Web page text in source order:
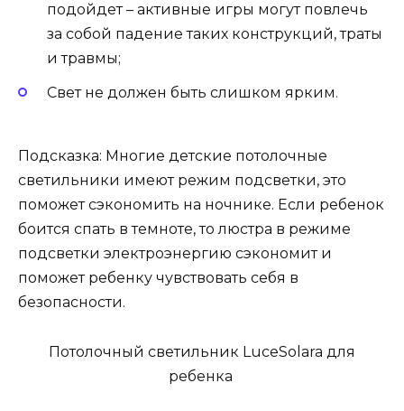
подойдет – активные игры могут повлечь
за собой падение таких конструкций, траты
и травмы;
Свет не должен быть слишком ярким.
Подсказка: Многие детские потолочные
светильники имеют режим подсветки, это
поможет сэкономить на ночнике. Если ребенок
боится спать в темноте, то люстра в режиме
подсветки электроэнергию сэкономит и
поможет ребенку чувствовать себя в
безопасности.
Потолочный светильник LuceSolara для
ребенка